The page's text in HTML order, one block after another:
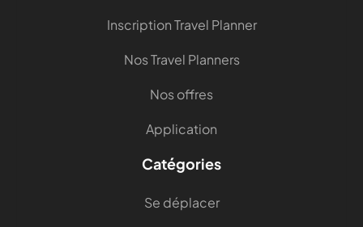
Inscription Travel Planner
Nos Travel Planners
Nos offres
Application
Catégories
Se déplacer